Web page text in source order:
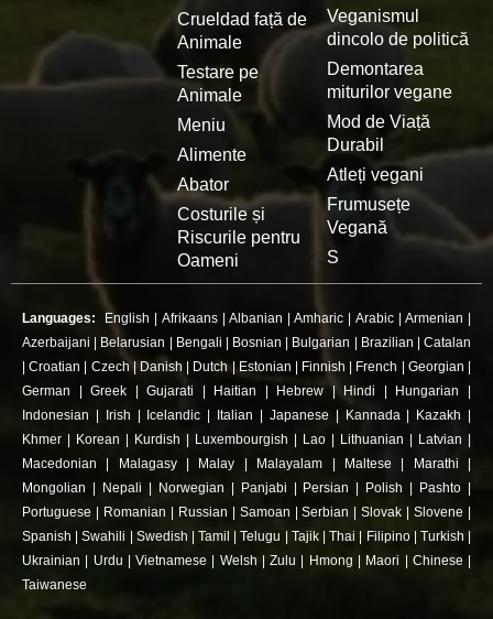
Crueldad față de
Animale
Testare pe
Animale
Meniu
Alimente
Abator
Costurile și
Riscurile pentru
Oameni
Veganismul
dincolo de politică
Demontarea
miturilor vegane
Mod de Viață
Durabil
Atleți vegani
Frumusețe
Vegană
S
Languages: English Afrikaans| Albanian |Amharic Arabic| Armenian
Azerbaijani
Belarusian Bengali Bosnian Bulgarian Brazilian |Catalan
|Croatian Czech| Danish Dutch |Estonian Finnish French Georgian
German |Greek |Gujarati Haitian Hebrew | Hindi Hungarian
Indonesian
Irish Icelandic Italian Japanese| Kannada| Kazakh
Khmer
Korean Kurdish Luxembourgish Lao Lithuanian Latvian
Macedonian
Malagasy| Malay Malayalam Maltese Marathi
Mongolian
Nepali Norwegian Panjabi Persian Polish Pashto
Portuguese
Romanian Russian Samoan |Serbian |Slovak |Slovene
Spanish |Swahili Swedish |Tamil |Telugu Tajik|Thai Filipino| Turkish
Ukrainian
Urdu |Vietnamese Welsh |Zulu Hmong Maori Chinese|
Taiwanese